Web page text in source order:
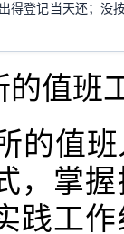
得登记当天还；没
的值班
的值
，掌
践工